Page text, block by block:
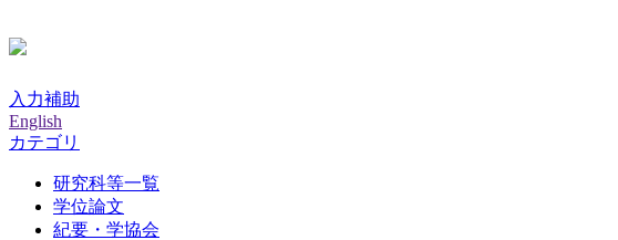
入力補助
English
カテゴリ
研究科等一覧
学位論文
紀要・学協会